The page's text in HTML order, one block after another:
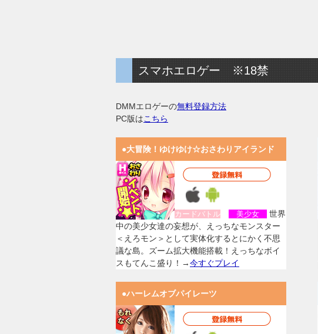
スマホエロゲー ※18禁
DMMエロゲーの無料登録方法
PC版はこちら
●大冒険！ゆけゆけ☆おさわりアイランド
カードバトル 美少女
世界
中の美少女達の妄想が、えっちなモンスター
＜えろモン＞として実体化するとにかく不思
議な島。ズーム拡大機能搭載！えっちなボイ
スもてんこ盛り！→今すぐプレイ
●ハーレムオブパイレーツ